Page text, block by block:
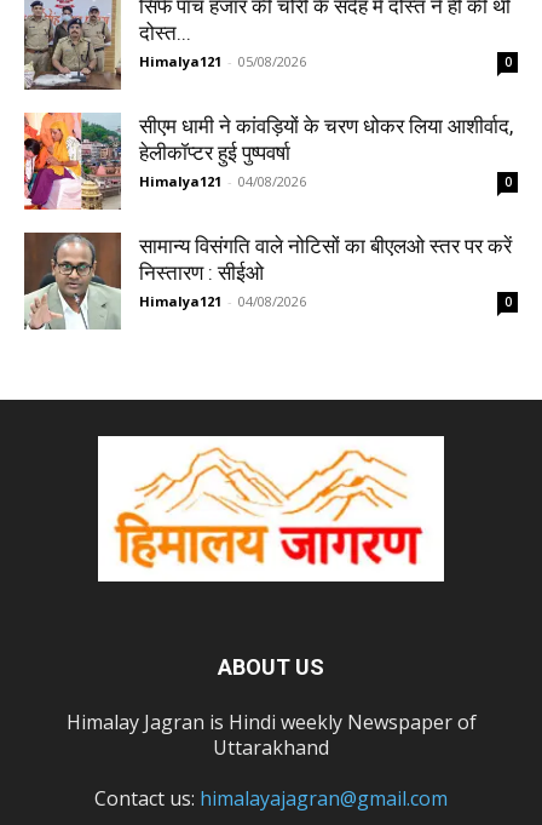
सिर्फ पांच हजार की चोरी के संदेह में दोस्त ने ही की थी
दोस्त...
Himalya121 - 05/08/2026 0
सीएम धामी ने कांवड़ियों के चरण धोकर लिया आशीर्वाद,
हेलीकॉप्टर हुई पुष्पवर्षा
Himalya121 - 04/08/2026 0
सामान्य विसंगति वाले नोटिसों का बीएलओ स्तर पर करें
निस्तारण : सीईओ
Himalya121 - 04/08/2026 0
ABOUT US
Himalay Jagran is Hindi weekly Newspaper of
Uttarakhand
Contact us: himalayajagran@gmail.com